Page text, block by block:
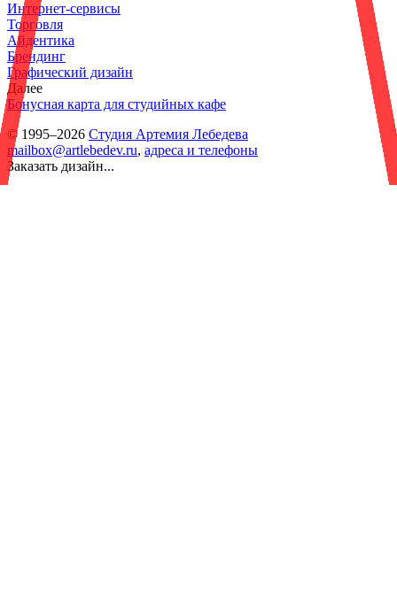
Интернет-сервисы
Торговля
Айдентика
Брендинг
Графический дизайн
Далее
Бонусная карта для студийных кафе
© 1995–2026 Студия Артемия Лебедева
mailbox@artlebedev.ru, адреса и телефоны
Заказать дизайн...